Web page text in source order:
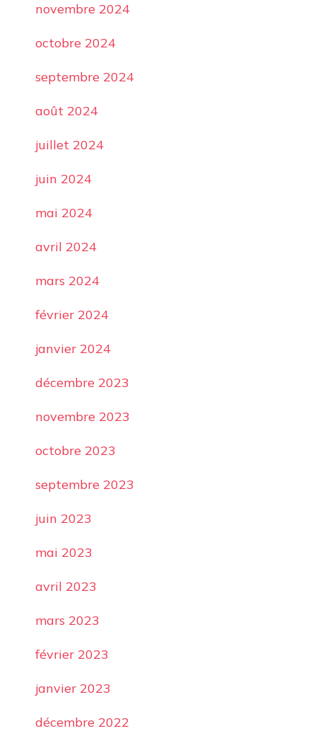
novembre 2024
octobre 2024
septembre 2024
août 2024
juillet 2024
juin 2024
mai 2024
avril 2024
mars 2024
février 2024
janvier 2024
décembre 2023
novembre 2023
octobre 2023
septembre 2023
juin 2023
mai 2023
avril 2023
mars 2023
février 2023
janvier 2023
décembre 2022